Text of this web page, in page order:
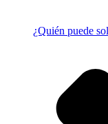
¿Quién puede